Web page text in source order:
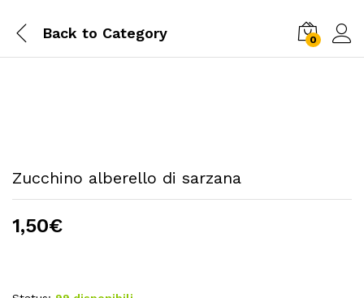
Back to Category 0
Zucchino alberello di sarzana
1,50€